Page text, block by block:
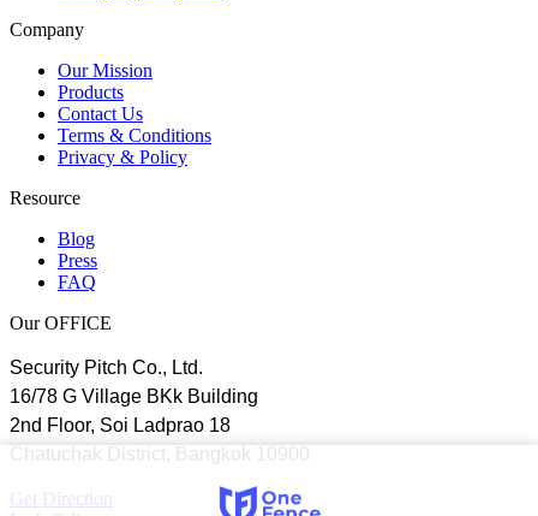
Company
Our Mission
Products
Contact Us
Terms & Conditions
Privacy & Policy
Resource
Blog
Press
FAQ
Our OFFICE
Security Pitch Co., Ltd.
16/78 G Village BKk Building
2nd Floor, Soi Ladprao 18
Chatuchak District, Bangkok 10900
Get Direction